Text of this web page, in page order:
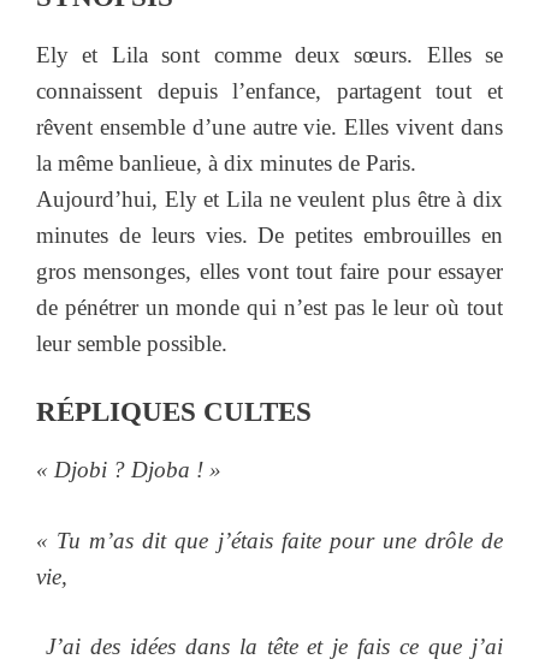
Ely et Lila sont comme deux sœurs. Elles se
connaissent depuis l’enfance, partagent tout et
rêvent ensemble d’une autre vie. Elles vivent dans
la même banlieue, à dix minutes de Paris.
Aujourd’hui, Ely et Lila ne veulent plus être à dix
minutes de leurs vies. De petites embrouilles en
gros mensonges, elles vont tout faire pour essayer
de pénétrer un monde qui n’est pas le leur où tout
leur semble possible.
RÉPLIQUES CULTES
« Djobi ? Djoba ! »
« Tu m’as dit que j’étais faite pour une drôle de
vie,
J’ai des idées dans la tête et je fais ce que j’ai